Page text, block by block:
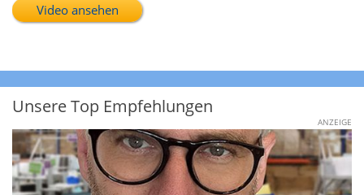
Video ansehen
Unsere Top Empfehlungen
ANZEIGE